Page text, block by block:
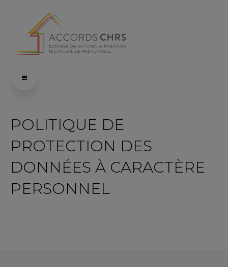
POLITIQUE DE
PROTECTION DES
DONNÉES À CARACTÈRE
PERSONNEL